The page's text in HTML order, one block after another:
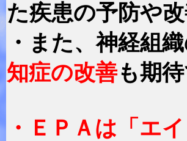
た疾患の予防や
・また、神経組
知症の改善も期
・ＥＰＡは「エ